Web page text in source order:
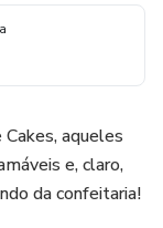
aqueles
e, claro,
da confeitaria!